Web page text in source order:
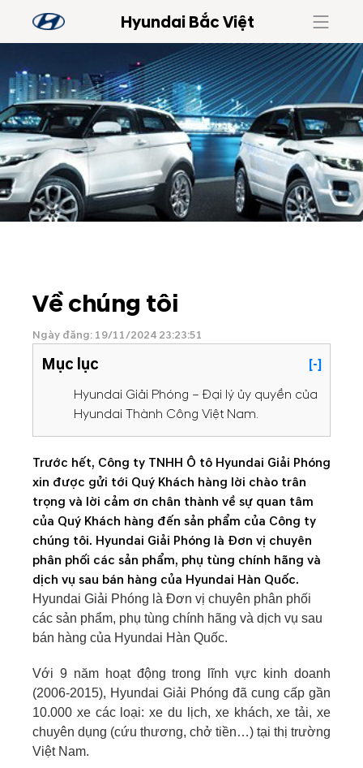
Hyundai Bắc Việt
Về chúng tôi
Ngày đăng: 19/11/2024 23:23:51
Mục lục
[-]
Hyundai Giải Phóng – Đại lý ủy quyền của
Hyundai Thành Công Việt Nam.
Trước hết, Công ty TNHH Ô tô Hyundai Giải Phóng
xin được gửi tới Quý Khách hàng lời chào trân
trọng và lời cảm ơn chân thành về sự quan tâm
của Quý Khách hàng đến sản phẩm của Công ty
chúng tôi. Hyundai Giải Phóng là Đơn vị chuyên
phân phối các sản phẩm, phụ tùng chính hãng và
dịch vụ sau bán hàng của Hyundai Hàn Quốc.
Hyundai Giải Phóng là Đơn vị chuyên phân phối
các sản phẩm, phụ tùng chính hãng và dịch vụ sau
bán hàng của Hyundai Hàn Quốc.
Với 9 năm hoạt động trong lĩnh vực kinh doanh
(2006-2015), Hyundai Giải Phóng đã cung cấp gần
10.000 xe các loại: xe du lịch, xe khách, xe tải, xe
chuyên dụng (cứu thương, chở tiền…) tại thị trường
Việt Nam.